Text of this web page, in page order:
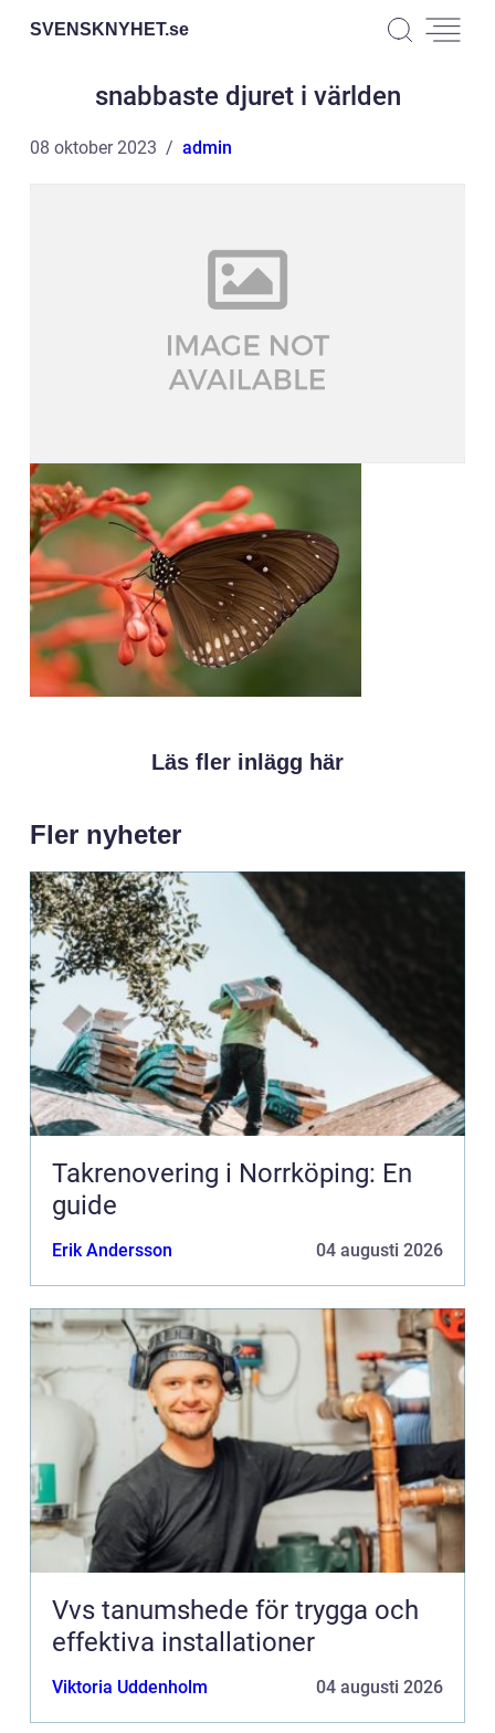
SVENSKNYHET.se
snabbaste djuret i världen
08 oktober 2023 admin
Läs fler inlägg här
Fler nyheter
Takrenovering i Norrköping: En
guide
Erik Andersson 04 augusti 2026
Vvs tanumshede för trygga och
effektiva installationer
Viktoria Uddenholm 04 augusti 2026